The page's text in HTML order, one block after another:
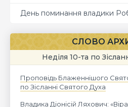
День поминання владики
СЛОВО
Неділя 10-та по
Проповідь Блаженнішого
по Зісланні Святого Духа
Владика Діонісій Ляхович: